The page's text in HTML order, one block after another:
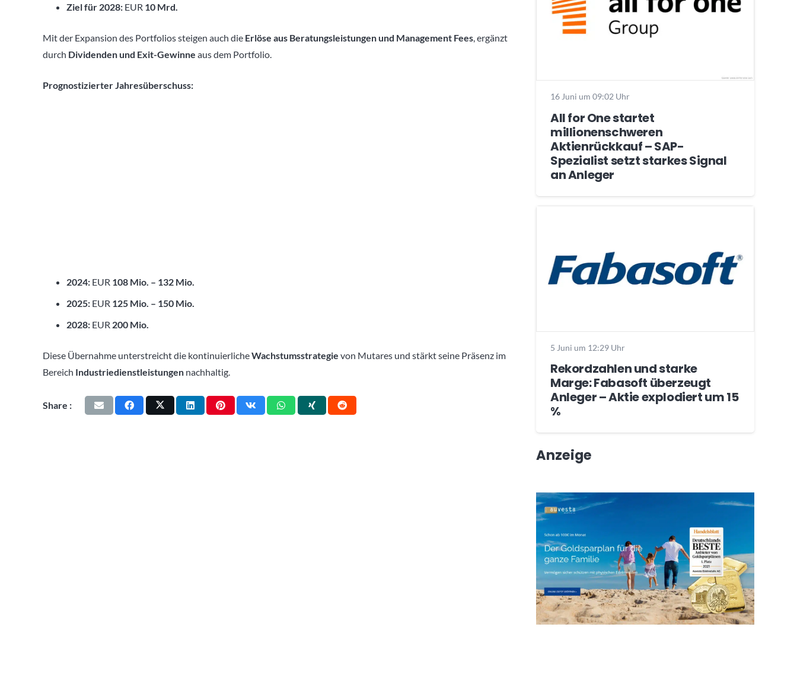
Ziel für 2028: EUR 10 Mrd.
Mit der Expansion des Portfolios steigen auch die Erlöse aus Beratungsleistungen und Management Fees, ergänzt
durch Dividenden und Exit-Gewinne aus dem Portfolio.
Prognostizierter Jahresüberschuss:
2024: EUR 108 Mio. – 132 Mio.
2025: EUR 125 Mio. – 150 Mio.
2028: EUR 200 Mio.
Diese Übernahme unterstreicht die kontinuierlicheWachstumsstrategie von Mutares und stärkt seine Präsenz im
Bereich Industriedienstleistungen nachhaltig.
Share :
16 Juni um 09:02 Uhr
All for One startet
millionenschweren
Aktienrückkauf – SAP-
Spezialist setzt starkes Signal
an Anleger
5 Juni um 12:29 Uhr
Rekordzahlen und starke
Marge: Fabasoft überzeugt
Anleger – Aktie explodiert um 15
%
Anzeige